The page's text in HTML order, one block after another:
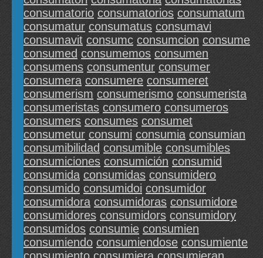
consumatorio consumatorios consumatum
consumatur consumatus consumavi
consumavit consumc consumcion consume
consumed consumemos consumen
consumens consumentur consumer
consumera consumere consumeret
consumerism consumerismo consumerista
consumeristas consumero consumeros
consumers consumes consumet
consumetur consumi consumia consumian
consumibilidad consumible consumibles
consumiciones consumición consumid
consumida consumidas consumidero
consumido consumidoi consumidor
consumidora consumidoras consumidore
consumidores consumidors consumidory
consumidos consumie consumien
consumiendo consumiendose consumiente